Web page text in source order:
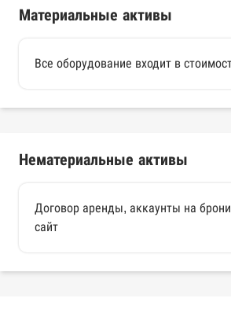
Материальные активы
Все оборудование входит в
Нематериальные активы
Договор аренды, аккаунты на
сайт